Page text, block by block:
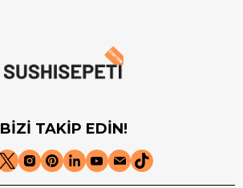
BİZİ TAKİP EDİN!